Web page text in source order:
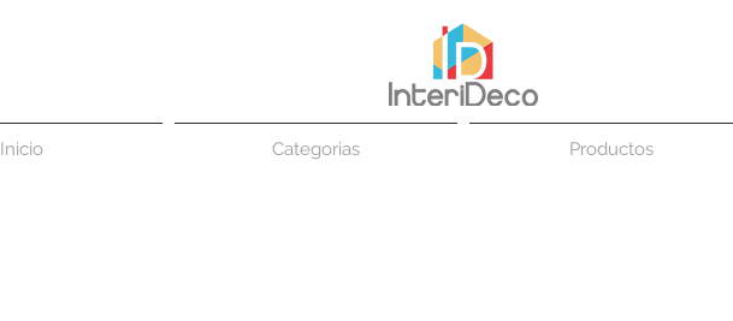
Inicio Categorias Productos